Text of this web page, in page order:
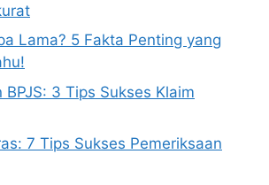
Lama? 5 Fakta Penting yang
BPJS: 3 Tips Sukses Klaim
7 Tips Sukses Pemeriksaan